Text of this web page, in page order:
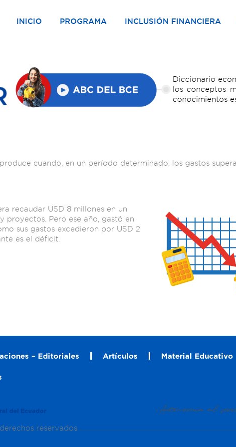
INICIO PROGRAMA INCLUSIÓN FINANCIERA
Diccionario
los conceptos
conocimientos
cuando, en un período determinado, los gastos
recaudar USD 8 millones en un
proyectos. Pero ese año, gastó en
sus gastos excedieron por USD 2
es el déficit.
– Editoriales Artículos Material Educativo
reservados